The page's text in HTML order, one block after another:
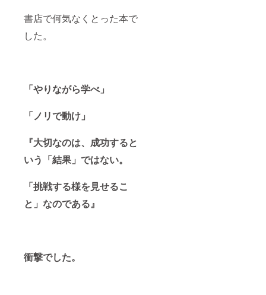
書店で何気なくとった本で
した。
「やりながら学べ」
「ノリで動け」
『大切なのは、成功すると
いう「結果」ではない。
「挑戦する様を見せるこ
と」なのである』
衝撃でした。